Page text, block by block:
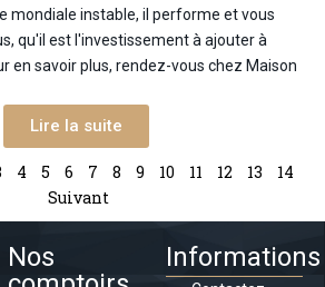
mondiale instable, il performe et vous
qu'il est l'investissement à ajouter à
en savoir plus, rendez-vous chez Maison
Lire la suite
4 5 6 7 8 9 10 11 12 13
14
Suivant
Nos
Informations